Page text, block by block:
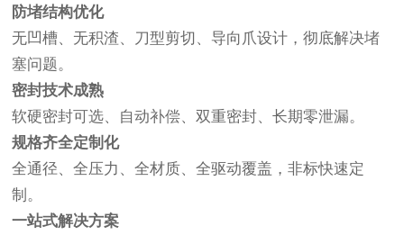
防堵结构优化
无凹槽、无积渣、刀型剪切、导向爪设计，彻底解决堵
塞问题。
密封技术成熟
软硬密封可选、自动补偿、双重密封、长期零泄漏。
规格齐全定制化
全通径、全压力、全材质、全驱动覆盖，非标快速定
制。
一站式解决方案